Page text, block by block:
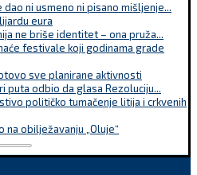
dao ni usmeno ni pisano mišljenje...
eura
ne briše identitet – ona pruža...
festivale koji godinama grade
sve planirane aktivnosti
puta odbio da glasa Rezoluciju...
političko tumačenje litija i crkvenih
na obilježavanju „Oluje“